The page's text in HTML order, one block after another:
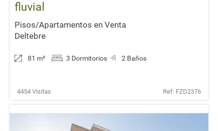
fluvial
Pisos/Apartamentos en Venta
Deltebre
81 m² 3 Dormitorios 2 Baños
4454 Visitas Ref: FZD2376